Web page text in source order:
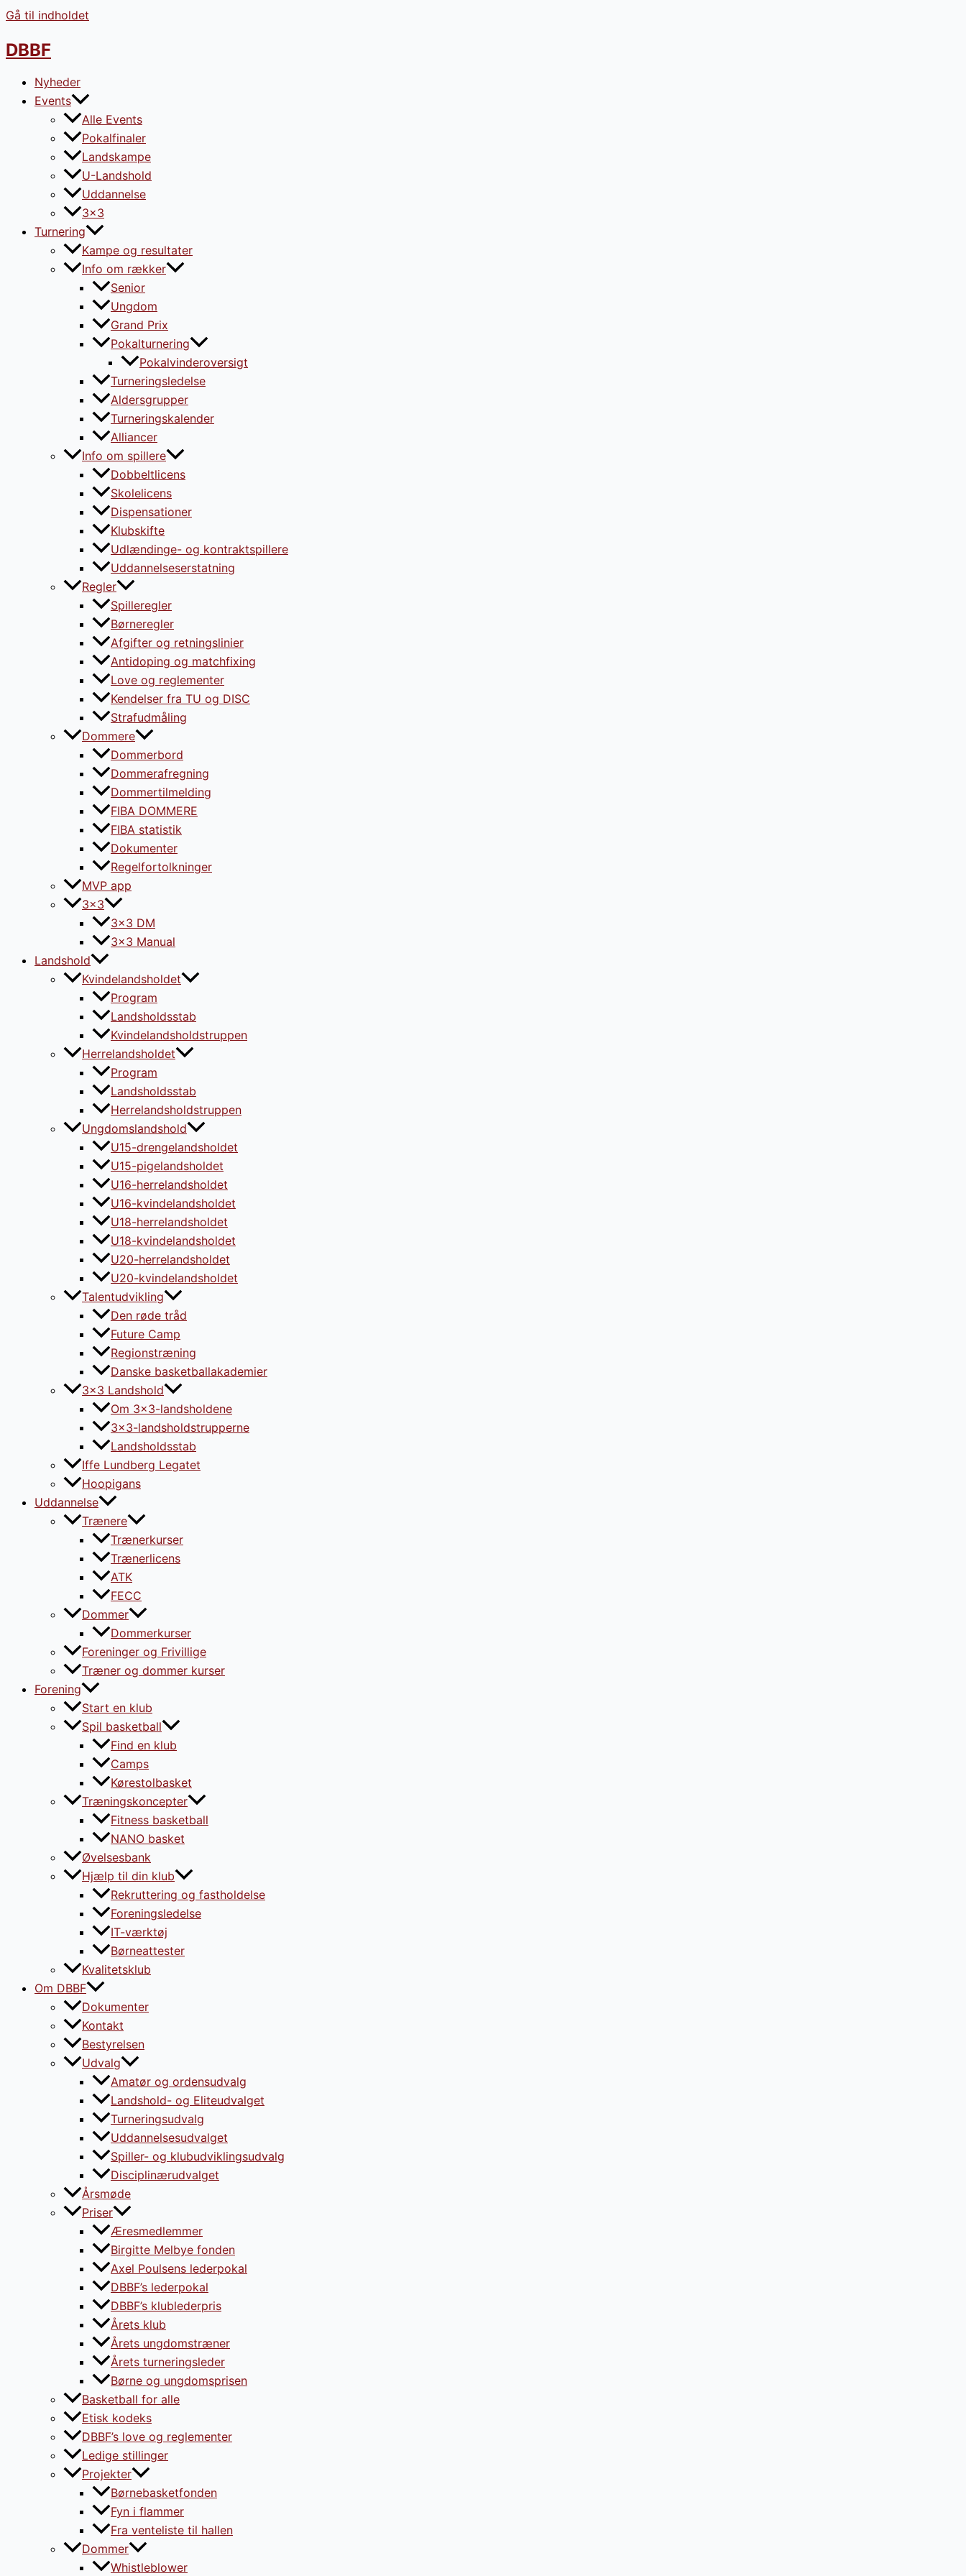
Gå til indholdet
DBBF
Nyheder
Events
Alle Events
Pokalfinaler
Landskampe
U-Landshold
Uddannelse
3×3
Turnering
Kampe og resultater
Info om rækker
Senior
Ungdom
Grand Prix
Pokalturnering
Pokalvinderoversigt
Turneringsledelse
Aldersgrupper
Turneringskalender
Alliancer
Info om spillere
Dobbeltlicens
Skolelicens
Dispensationer
Klubskifte
Udlændinge- og kontraktspillere
Uddannelseserstatning
Regler
Spilleregler
Børneregler
Afgifter og retningslinier
Antidoping og matchfixing
Love og reglementer
Kendelser fra TU og DISC
Strafudmåling
Dommere
Dommerbord
Dommerafregning
Dommertilmelding
FIBA DOMMERE
FIBA statistik
Dokumenter
Regelfortolkninger
MVP app
3×3
3×3 DM
3×3 Manual
Landshold
Kvindelandsholdet
Program
Landsholdsstab
Kvindelandsholdstruppen
Herrelandsholdet
Program
Landsholdsstab
Herrelandsholdstruppen
Ungdomslandshold
U15-drengelandsholdet
U15-pigelandsholdet
U16-herrelandsholdet
U16-kvindelandsholdet
U18-herrelandsholdet
U18-kvindelandsholdet
U20-herrelandsholdet
U20-kvindelandsholdet
Talentudvikling
Den røde tråd
Future Camp
Regionstræning
Danske basketballakademier
3×3 Landshold
Om 3×3-landsholdene
3×3-landsholdstrupperne
Landsholdsstab
Iffe Lundberg Legatet
Hoopigans
Uddannelse
Trænere
Trænerkurser
Trænerlicens
ATK
FECC
Dommer
Dommerkurser
Foreninger og Frivillige
Træner og dommer kurser
Forening
Start en klub
Spil basketball
Find en klub
Camps
Kørestolbasket
Træningskoncepter
Fitness basketball
NANO basket
Øvelsesbank
Hjælp til din klub
Rekruttering og fastholdelse
Foreningsledelse
IT-værktøj
Børneattester
Kvalitetsklub
Om DBBF
Dokumenter
Kontakt
Bestyrelsen
Udvalg
Amatør og ordensudvalg
Landshold- og Eliteudvalget
Turneringsudvalg
Uddannelsesudvalget
Spiller- og klubudviklingsudvalg
Disciplinærudvalget
Årsmøde
Priser
Æresmedlemmer
Birgitte Melbye fonden
Axel Poulsens lederpokal
DBBF’s lederpokal
DBBF’s klublederpris
Årets klub
Årets ungdomstræner
Årets turneringsleder
Børne og ungdomsprisen
Basketball for alle
Etisk kodeks
DBBF’s love og reglementer
Ledige stillinger
Projekter
Børnebasketfonden
Fyn i flammer
Fra venteliste til hallen
Dommer
Whistleblower